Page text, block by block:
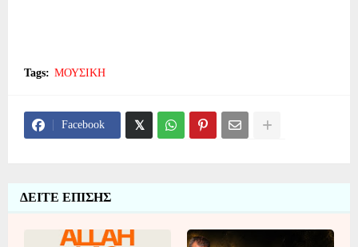
Tags: ΜΟΥΣΙΚΗ
Facebook
ΔΕΙΤΕ ΕΠΙΣΗΣ